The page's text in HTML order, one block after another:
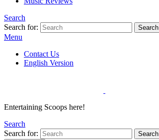
Search
Search for:
Search
Menu
Contact Us
English Version
Entertaining Scoops here!
Search
Search for:
Search